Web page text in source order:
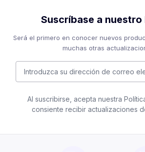
Suscríbase a
Será el primero en conocer nuevos
muchas otras
Al suscribirse, acepta nuestra
consiente recibir actualizaciones